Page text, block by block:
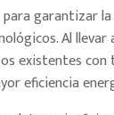
garantizar
Al llevar
existentes con
eficiencia